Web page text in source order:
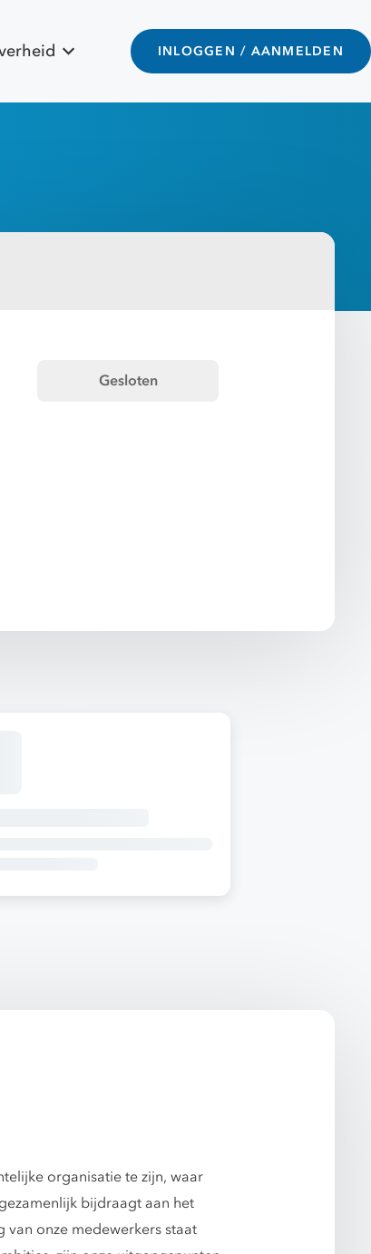
INLOGGEN / AANMELDEN
Gesloten
organisatie te zijn, waar
bijdraagt aan het
onze medewerkers staat